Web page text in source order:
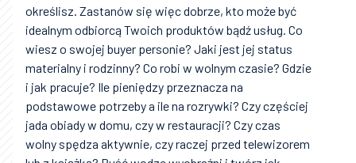
określisz. Zastanów się więc dobrze, kto może być
idealnym odbiorcą Twoich produktów bądź usług. Co
wiesz o swojej buyer personie? Jaki jest jej status
materialny i rodzinny? Co robi w wolnym czasie? Gdzie
i jak pracuje? Ile pieniędzy przeznacza na
podstawowe potrzeby a ile na rozrywki? Czy częściej
jada obiady w domu, czy w restauracji? Czy czas
wolny spędza aktywnie, czy raczej przed telewizorem